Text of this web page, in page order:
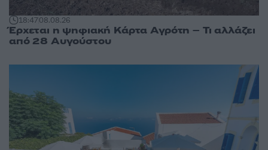
18:4708.08.26
Έρχεται η ψηφιακή Κάρτα Αγρότη – Τι αλλάζει
από 28 Αυγούστου